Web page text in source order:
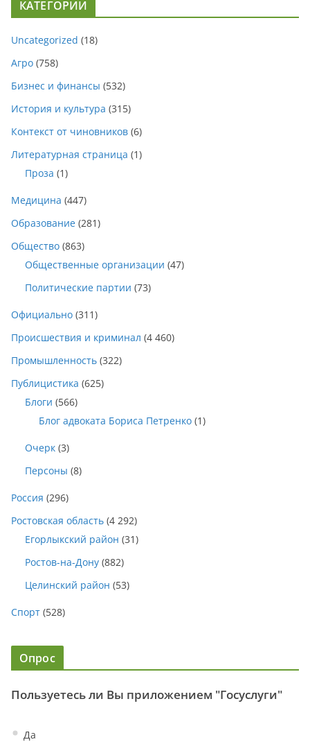
КАТЕГОРИИ
Uncategorized (18)
Агро (758)
Бизнес и финансы (532)
История и культура (315)
Контекст от чиновников (6)
Литературная страница (1)
Проза (1)
Медицина (447)
Образование (281)
Общество (863)
Общественные организации (47)
Политические партии (73)
Официально (311)
Происшествия и криминал (4 460)
Промышленность (322)
Публицистика (625)
Блоги (566)
Блог адвоката Бориса Петренко (1)
Очерк (3)
Персоны (8)
Россия (296)
Ростовская область (4 292)
Егорлыкский район (31)
Ростов-на-Дону (882)
Целинский район (53)
Спорт (528)
Опрос
Пользуетесь ли Вы приложением "Госуслуги"
Да